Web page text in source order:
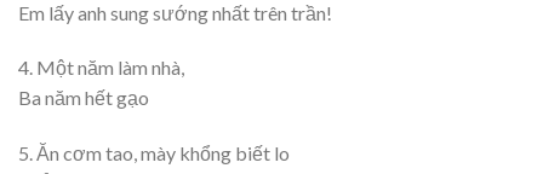
Em lấy anh sung sướng nhất trên trần!
4. Một năm làm nhà,
Ba năm hết gạo
5. Ăn cơm tao, mày khổng biết lo